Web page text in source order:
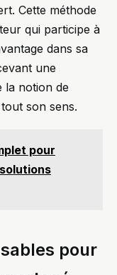
Cette méthode
qui participe à
dans sa
une
la notion de
son sens.
pour
pour